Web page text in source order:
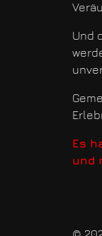
Und
Es
und